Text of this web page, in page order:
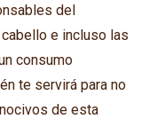
del
e incluso las
consumo
te servirá para no
de esta